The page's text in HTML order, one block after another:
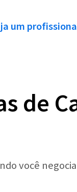
um
de
você